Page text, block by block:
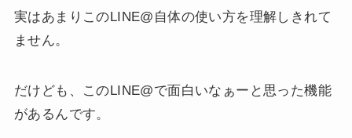
実はあまりこのLINE@自体の使い方を理解しきれて
ません。
だけども、このLINE@で面白いなぁーと思った機能
があるんです。